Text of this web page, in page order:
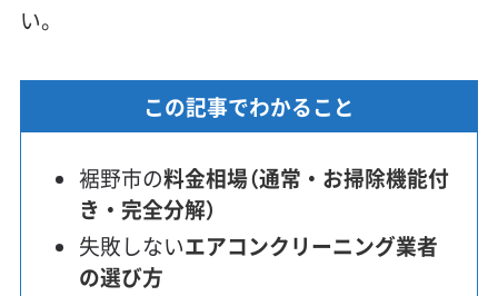
い。
この記事でわかること
裾野市の料金相場（通常・お掃除機能付
き・完全分解）
失敗しないエアコンクリーニング業者
の選び方